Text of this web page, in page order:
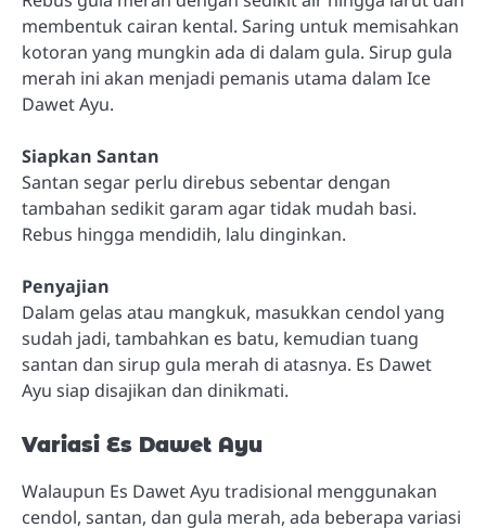
membentuk cairan kental. Saring untuk memisahkan
kotoran yang mungkin ada di dalam gula. Sirup gula
merah ini akan menjadi pemanis utama dalam Ice
Dawet Ayu.
Siapkan Santan
Santan segar perlu direbus sebentar dengan
tambahan sedikit garam agar tidak mudah basi.
Rebus hingga mendidih, lalu dinginkan.
Penyajian
Dalam gelas atau mangkuk, masukkan cendol yang
sudah jadi, tambahkan es batu, kemudian tuang
santan dan sirup gula merah di atasnya. Es Dawet
Ayu siap disajikan dan dinikmati.
Variasi Es Dawet Ayu
Walaupun Es Dawet Ayu tradisional menggunakan
cendol, santan, dan gula merah, ada beberapa variasi